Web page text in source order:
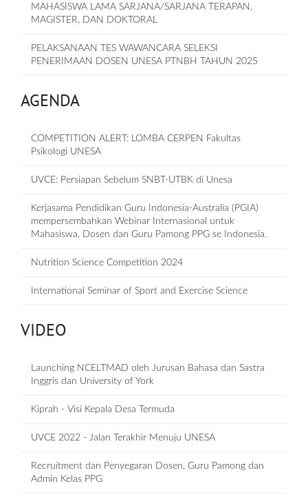
MAHASISWA LAMA SARJANA/SARJANA TERAPAN,
MAGISTER, DAN DOKTORAL
PELAKSANAAN TES WAWANCARA SELEKSI
PENERIMAAN DOSEN UNESA PTNBH TAHUN 2025
AGENDA
COMPETITION ALERT: LOMBA CERPEN Fakultas
Psikologi UNESA
UVCE: Persiapan Sebelum SNBT-UTBK di Unesa
Kerjasama Pendidikan Guru Indonesia-Australia (PGIA)
mempersembahkan Webinar Internasional untuk
Mahasiswa, Dosen dan Guru Pamong PPG se Indonesia.
Nutrition Science Competition 2024
International Seminar of Sport and Exercise Science
VIDEO
Launching NCELTMAD oleh Jurusan Bahasa dan Sastra
Inggris dan University of York
Kiprah - Visi Kepala Desa Termuda
UVCE 2022 - Jalan Terakhir Menuju UNESA
Recruitment dan Penyegaran Dosen, Guru Pamong dan
Admin Kelas PPG